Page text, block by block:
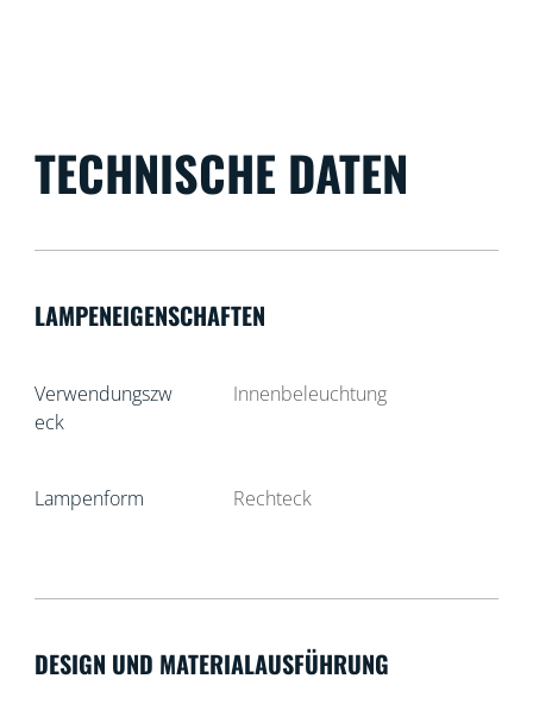
TECHNISCHE DATEN
LAMPENEIGENSCHAFTEN
Verwendungszw
eck
Innenbeleuchtung
Lampenform Rechteck
DESIGN UND MATERIALAUSFÜHRUNG